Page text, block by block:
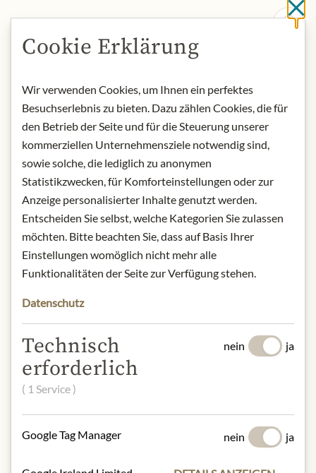
JULIUS MEINL AM GRABEN
6,99 €
Cookie Erklärung
Wir verwenden Cookies, um Ihnen ein perfektes
Besuchserlebnis zu bieten. Dazu zählen Cookies, die für
den Betrieb der Seite und für die Steuerung unserer
kommerziellen Unternehmensziele notwendig sind,
sowie solche, die lediglich zu anonymen
Statistikzwecken, für Komforteinstellungen oder zur
Anzeige personalisierter Inhalte genutzt werden.
Entscheiden Sie selbst, welche Kategorien Sie zulassen
möchten. Bitte beachten Sie, dass auf Basis Ihrer
Einstellungen womöglich nicht mehr alle
Funktionalitäten der Seite zur Verfügung stehen.
Datenschutz
Technisch
erforderlich
( 1 Service )
nein ja
Google Tag Manager nein ja